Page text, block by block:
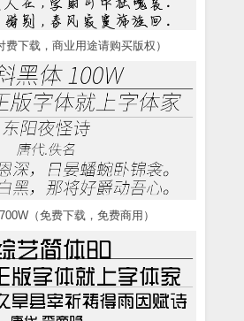
费下载，商业用途请购买版权）
（免费下载，免费商用）